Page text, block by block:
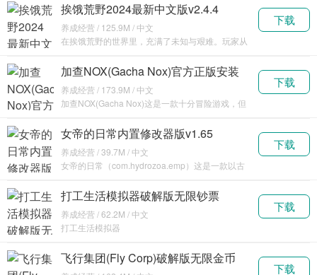
挨饿荒野2024最新中文版v2.4.4
养成经营 / 125.9M / 中文
在挨饿荒野的世界里，充满了未知与艰难。玩家从
料。可以在
下载
加查NOX(Gacha Nox)官方正版安装
免费下载v1.1.0
养成经营 / 173.9M / 中文
加查NOX(Gacha Nox)这是一款十分冒险游戏，但
下载
女帝的日常内置修改器版v1.65
养成经营 / 39.7M / 中文
女帝的日常（com.hydrozoa.emp）这是一款以古
下载
打工生活模拟器破解版无限钞票
v1.0.6
养成经营 / 62.2M / 中文
打工生活模拟器
款有趣
下载
飞行集团(Fly Corp)破解版无限金币
下载